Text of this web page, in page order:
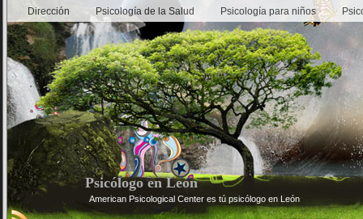
Dirección Psicología de la Salud Psicología para niños
Psicólogo en León
American Psicological Center es tú psicólogo en León